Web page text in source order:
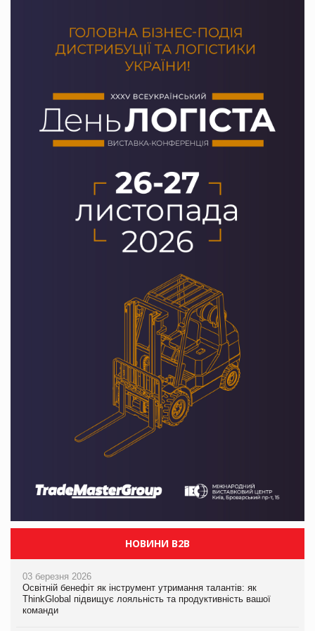
НОВИНИ B2B
03 березня 2026
Освітній бенефіт як інструмент утримання талантів: як
ThinkGlobal підвищує лояльність та продуктивність вашої
команди